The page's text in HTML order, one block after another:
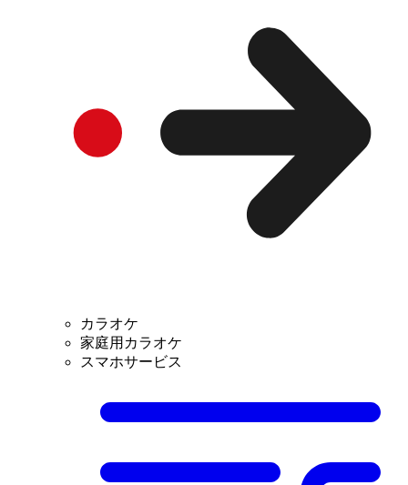
カラオケ
家庭用カラオケ
スマホサービス